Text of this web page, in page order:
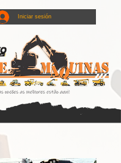
Iniciar sesión